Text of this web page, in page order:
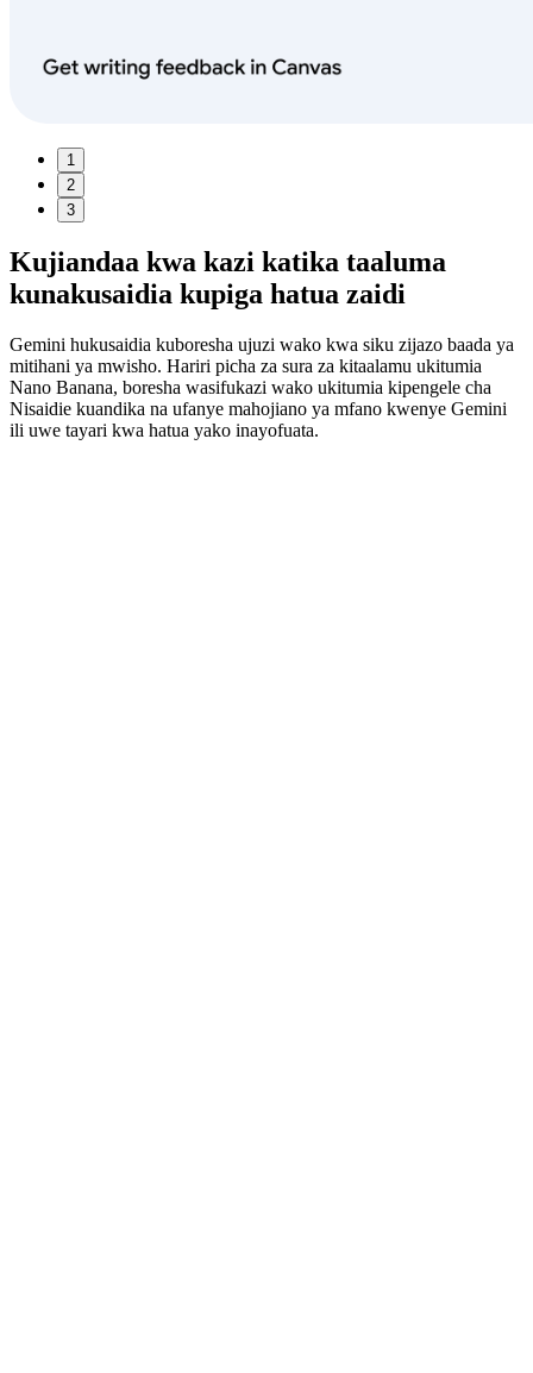
1
2
3
Kujiandaa kwa kazi katika taaluma
kunakusaidia kupiga hatua zaidi
Gemini hukusaidia kuboresha ujuzi wako kwa siku zijazo baada ya
mitihani ya mwisho. Hariri picha za sura za kitaalamu ukitumia
Nano Banana, boresha wasifukazi wako ukitumia kipengele cha
Nisaidie kuandika na ufanye mahojiano ya mfano kwenye Gemini
ili uwe tayari kwa hatua yako inayofuata.